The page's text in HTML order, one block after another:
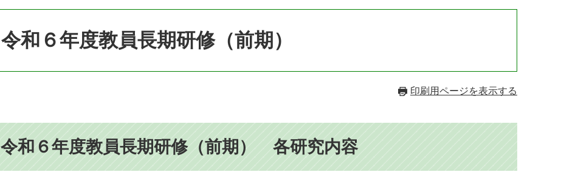
令和６年度教員長期研修（前期）
印刷用ページを表示する
令和６年度教員長期研修（前期） 各研究内容